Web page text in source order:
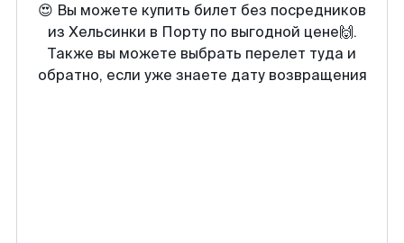
😍 Вы можете купить билет без посредников
из Хельсинки в Порту по выгодной цене🙌.
Также вы можете выбрать перелет туда и
обратно, если уже знаете дату возвращения